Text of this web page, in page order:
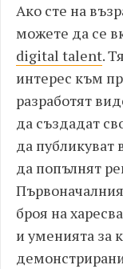
Ако сте на
можете да се
digital talent.
интерес към
разработят
да създадат
да публикуват
да попълнят
броя на
и уменията за